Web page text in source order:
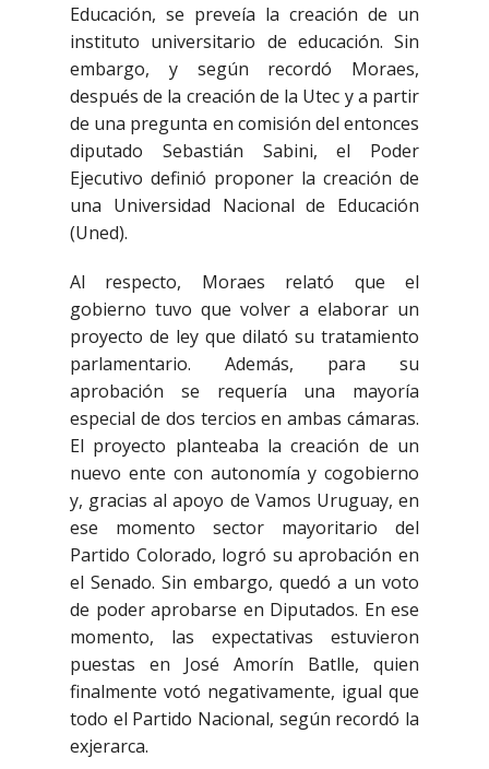
Educación, se preveía la creación de un
instituto universitario de educación. Sin
embargo, y según recordó Moraes,
después de la creación de la Utec y a partir
de una pregunta en comisión del entonces
diputado Sebastián Sabini, el Poder
Ejecutivo definió proponer la creación de
una Universidad Nacional de Educación
(Uned).
Al respecto, Moraes relató que el
gobierno tuvo que volver a elaborar un
proyecto de ley que dilató su tratamiento
parlamentario. Además, para su
aprobación se requería una mayoría
especial de dos tercios en ambas cámaras.
El proyecto planteaba la creación de un
nuevo ente con autonomía y cogobierno
y, gracias al apoyo de Vamos Uruguay, en
ese momento sector mayoritario del
Partido Colorado, logró su aprobación en
el Senado. Sin embargo, quedó a un voto
de poder aprobarse en Diputados. En ese
momento, las expectativas estuvieron
puestas en José Amorín Batlle, quien
finalmente votó negativamente, igual que
todo el Partido Nacional, según recordó la
exjerarca.